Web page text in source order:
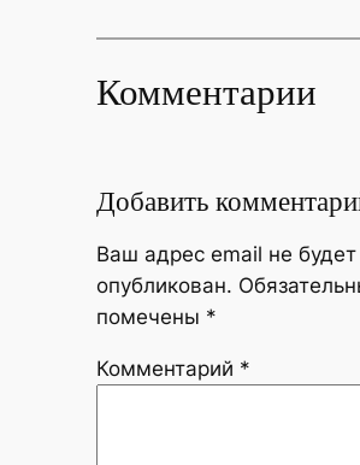
Комментарии
Добавить
Ваш адрес email не будет
опубликован.
помечены *
Комментарий *